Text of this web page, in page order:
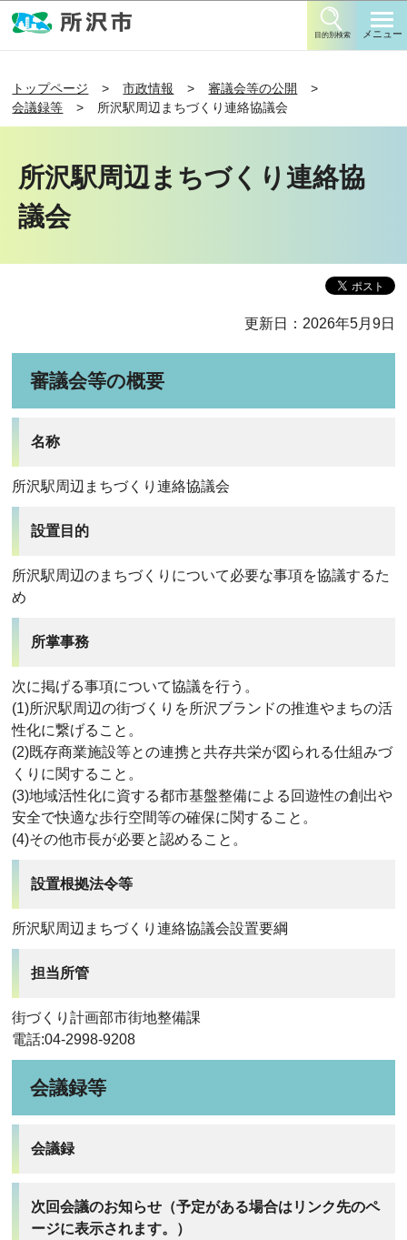
目的別検索 メニュー
トップページ 市政情報
審議会等の公開
会議録等
所沢駅周辺まちづくり連絡協議会
所沢駅周辺まちづくり連絡協
議会
更新日：2026年5月9日
審議会等の概要
名称
所沢駅周辺まちづくり連絡協議会
設置目的
所沢駅周辺のまちづくりについて必要な事項を協議するた
め
所掌事務
次に掲げる事項について協議を行う。
(1)所沢駅周辺の街づくりを所沢ブランドの推進やまちの活
性化に繋げること。
(2)既存商業施設等との連携と共存共栄が図られる仕組みづ
くりに関すること。
(3)地域活性化に資する都市基盤整備による回遊性の創出や
安全で快適な歩行空間等の確保に関すること。
(4)その他市長が必要と認めること。
設置根拠法令等
所沢駅周辺まちづくり連絡協議会設置要綱
担当所管
街づくり計画部市街地整備課
電話:04-2998-9208
会議録等
会議録
次回会議のお知らせ（予定がある場合はリンク先のペ
ージに表示されます。）